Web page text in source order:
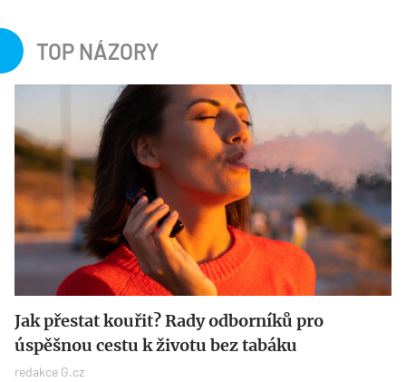
TOP NÁZORY
Jak přestat kouřit? Rady odborníků pro
úspěšnou cestu k životu bez tabáku
redakce G.cz